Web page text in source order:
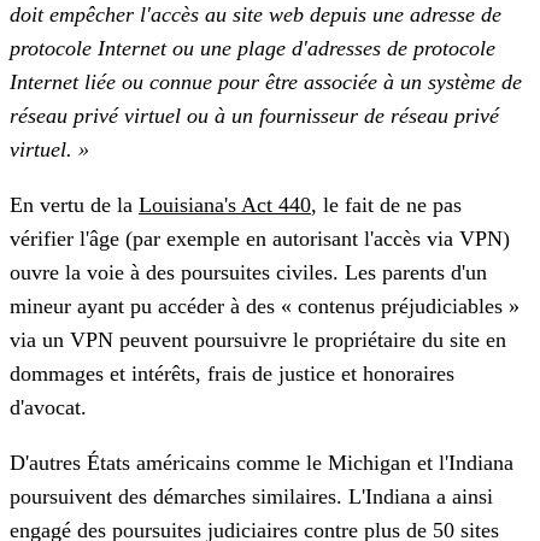
doit empêcher l'accès au site web depuis une adresse de
protocole Internet ou une plage d'adresses de protocole
Internet liée ou connue pour être associée à un système de
réseau privé virtuel ou à un fournisseur de réseau privé
virtuel. »
En vertu de la Louisiana's Act 440, le fait de ne pas
vérifier l'âge (par exemple en autorisant l'accès via VPN)
ouvre la voie à des poursuites civiles. Les parents d'un
mineur ayant pu accéder à des « contenus préjudiciables »
via un VPN peuvent poursuivre le propriétaire du site en
dommages et intérêts, frais de justice et honoraires
d'avocat.
D'autres États américains comme le Michigan et l'Indiana
poursuivent des démarches similaires. L'Indiana a ainsi
engagé des poursuites judiciaires contre plus de 50 sites